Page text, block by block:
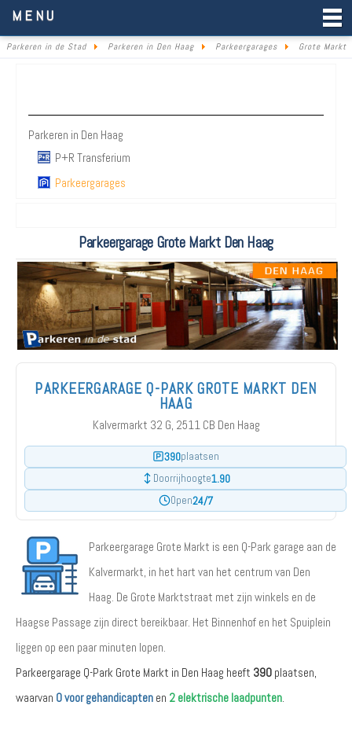
MENU
Parkeren in de Stad Parkeren in Den Haag Parkeergarages Grote Markt
Parkeren in Den Haag
P+R Transferium
Parkeergarages
Parkeergarage Grote Markt Den Haag
PARKEERGARAGE Q-PARK GROTE MARKT DEN
HAAG
Kalvermarkt 32 G, 2511 CB Den Haag
390plaatsen
Doorrijhoogte1.90
Open24/7
Parkeergarage Grote Markt is een Q-Park garage aan de
Kalvermarkt, in het hart van het centrum van Den
Haag. De Grote Marktstraat met zijn winkels en de
Haagse Passage zijn direct bereikbaar. Het Binnenhof en het Spuiplein
liggen op een paar minuten lopen.
Parkeergarage Q-Park Grote Markt in Den Haag heeft 390 plaatsen,
waarvan 0 voor gehandicapten en 2 elektrische laadpunten